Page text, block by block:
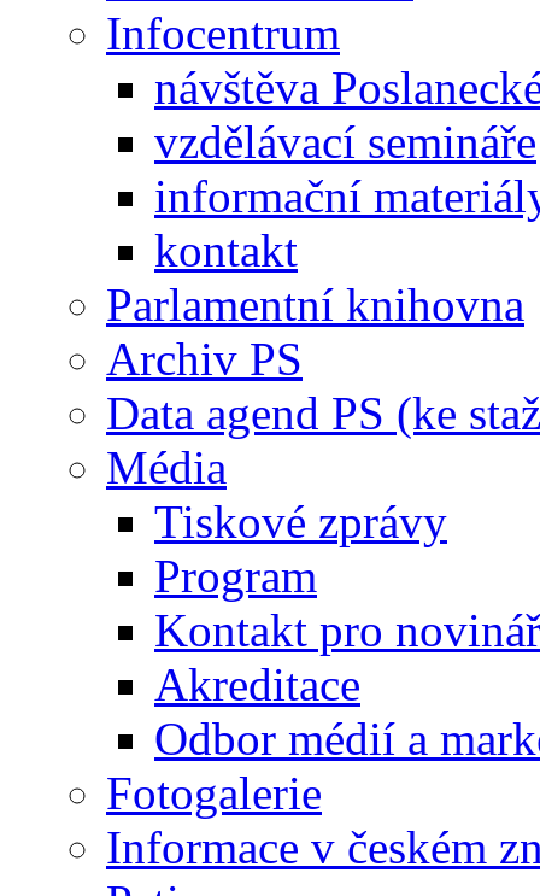
Infocentrum
návštěva
vzdělávací semináře
informační
kontakt
Parlamentní knihovna
Archiv PS
Data agend PS (ke
Média
Tiskové zprávy
Program
Kontakt pro
Akreditace
Odbor médií a
Fotogalerie
Informace v českém